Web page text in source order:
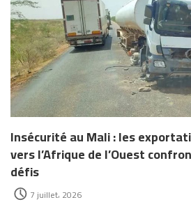
Insécurité au Mali : les
vers l’Afrique de l’Ouest
défis
7 juillet، 2026